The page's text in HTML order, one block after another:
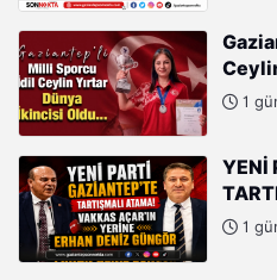
Oldu
1
YENİ
1